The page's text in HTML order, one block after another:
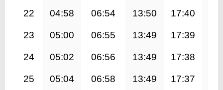
22 04:58 06:54 13:50 17:40
23 05:00 06:55 13:49 17:39
24 05:02 06:56 13:49 17:38
25 05:04 06:58 13:49 17:37